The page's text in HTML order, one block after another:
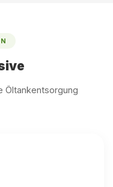
Öltankentsorgung